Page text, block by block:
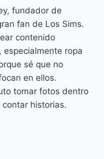
fundador de
fan de Los Sims.
contenido
especialmente ropa
sé que no
en ellos.
tomar fotos dentro
historias.